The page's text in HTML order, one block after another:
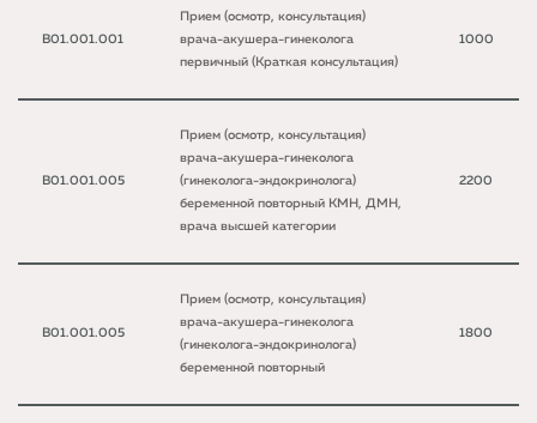
B01.001.001
Прием (осмотр, консультация)
врача-акушера-гинеколога
первичный (Краткая консультация)
1000
B01.001.005
Прием (осмотр, консультация)
врача-акушера-гинеколога
(гинеколога-эндокринолога)
беременной повторный КМН, ДМН,
врача высшей категории
2200
B01.001.005
Прием (осмотр, консультация)
врача-акушера-гинеколога
(гинеколога-эндокринолога)
беременной повторный
1800